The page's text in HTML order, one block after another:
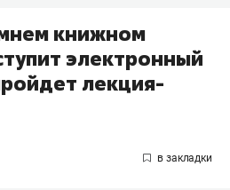
книжном
электронный
лекция-